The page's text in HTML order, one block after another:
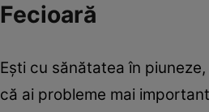
Fecioară
Eşti cu sănătatea în
că ai probleme mai